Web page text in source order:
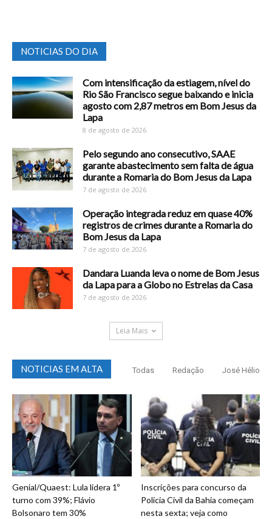
NOTICIAS DO DIA
Com intensificação da estiagem, nível do
Rio São Francisco segue baixando e inicia
agosto com 2,87 metros em Bom Jesus da
Lapa
8 de agosto de 2026
Pelo segundo ano consecutivo, SAAE
garante abastecimento sem falta de água
durante a Romaria do Bom Jesus da Lapa
7 de agosto de 2026
Operação integrada reduz em quase 40%
registros de crimes durante a Romaria do
Bom Jesus da Lapa
7 de agosto de 2026
Dandara Luanda leva o nome de Bom Jesus
da Lapa para a Globo no Estrelas da Casa
7 de agosto de 2026
Leia Mais
NOTICIAS EM ALTA Todas Redação José Hélio
Genial/Quaest: Lula lidera 1º
turno com 39%; Flávio
Bolsonaro tem 30%
Inscrições para concurso da
Polícia Civil da Bahia começam
nesta sexta; veja como